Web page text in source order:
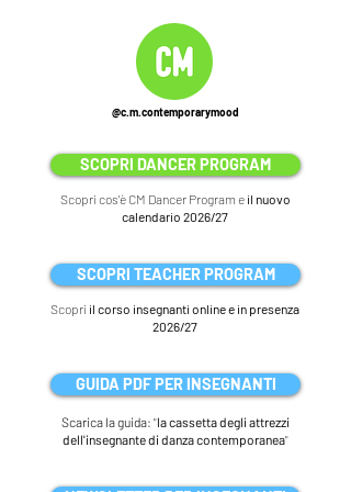
@c.m.contemporarymood
SCOPRI DANCER PROGRAM
Scopri cos'è CM Dancer Program e il nuovo
calendario 2026/27
SCOPRI TEACHER PROGRAM
Scopri il corso insegnanti online e in presenza
2026/27
GUIDA PDF PER INSEGNANTI
Scarica la guida: "la cassetta degli attrezzi
dell'insegnante di danza contemporanea"